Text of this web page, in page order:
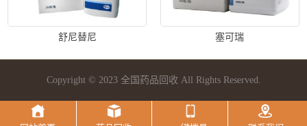
舒尼替尼 塞可瑞
Copyright © 2023 全国药品回收 All Rights Reserved.